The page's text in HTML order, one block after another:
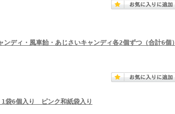
ンディ・風車飴・あじさいキャンディ各2個ずつ（合計6個）
袋6個入り ピンク和紙袋入り